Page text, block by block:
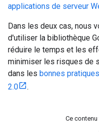
applications de serveur
Dans les deux cas, nous
d'utiliser la bibliothèque
réduire le temps et les
minimiser les risques de
dans les bonnes
2.0
.
Ce